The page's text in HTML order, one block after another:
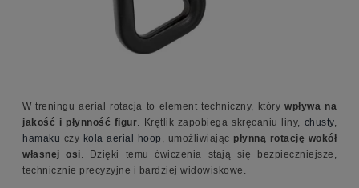
W treningu aerial rotacja to element techniczny, którywpływa na
jakość i płynność figur. Krętlik zapobiega skręcaniu liny, chusty,
hamaku czy koła aerial hoop , umożliwiając płynną rotację wokół
własnej osi. Dzięki temu ćwiczenia stają się bezpieczniejsze,
technicznie precyzyjne i bardziej widowiskowe.